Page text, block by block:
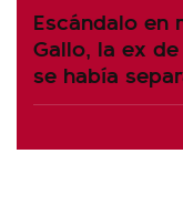
Escándalo en
Gallo, la ex
se había